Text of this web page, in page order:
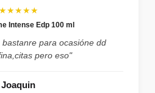
★★★★★
Intense Edp 100 ml
para ocasióne dd
pero eso"
Joaquin